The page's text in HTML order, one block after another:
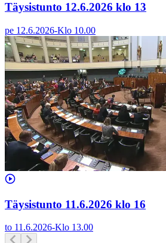
Täysistunto 12.6.2026 klo 13
pe 12.6.2026-Klo 10.00
Täysistunto 11.6.2026 klo 16
to 11.6.2026-Klo 13.00